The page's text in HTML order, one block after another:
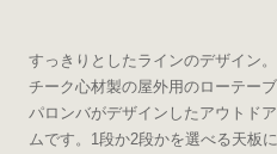
すっきりとしたラインのデザイン
チーク心材製の屋外用のローテー
パロンバがデザインしたアウトド
ムです。1段か2段かを選べる天板